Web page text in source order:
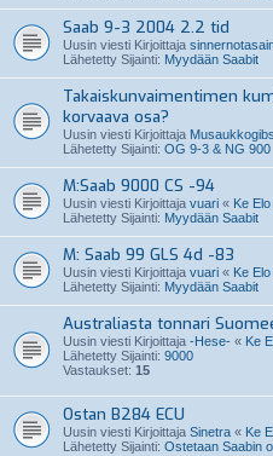
Saab 9-3 2004 2.2 tid
Uusin viesti Kirjoittaja
Lähetetty Sijainti: Myydään Saabit
Takaiskunvaimentimen
korvaava osa?
Uusin viesti Kirjoittaja
Lähetetty Sijainti: OG 9-3 & NG 900
M:Saab 9000 CS -94
Uusin viesti Kirjoittaja vuari « Ke
Lähetetty Sijainti: Myydään Saabit
M: Saab 99 GLS 4d -83
Uusin viesti Kirjoittaja vuari « Ke
Lähetetty Sijainti: Myydään Saabit
Australiasta tonnari
Uusin viesti Kirjoittaja -Hese- « Ke
Lähetetty Sijainti: 9000
Vastaukset: 15
Ostan B284 ECU
Uusin viesti Kirjoittaja Sinetra « Ke
Lähetetty Sijainti: Ostetaan Saabin